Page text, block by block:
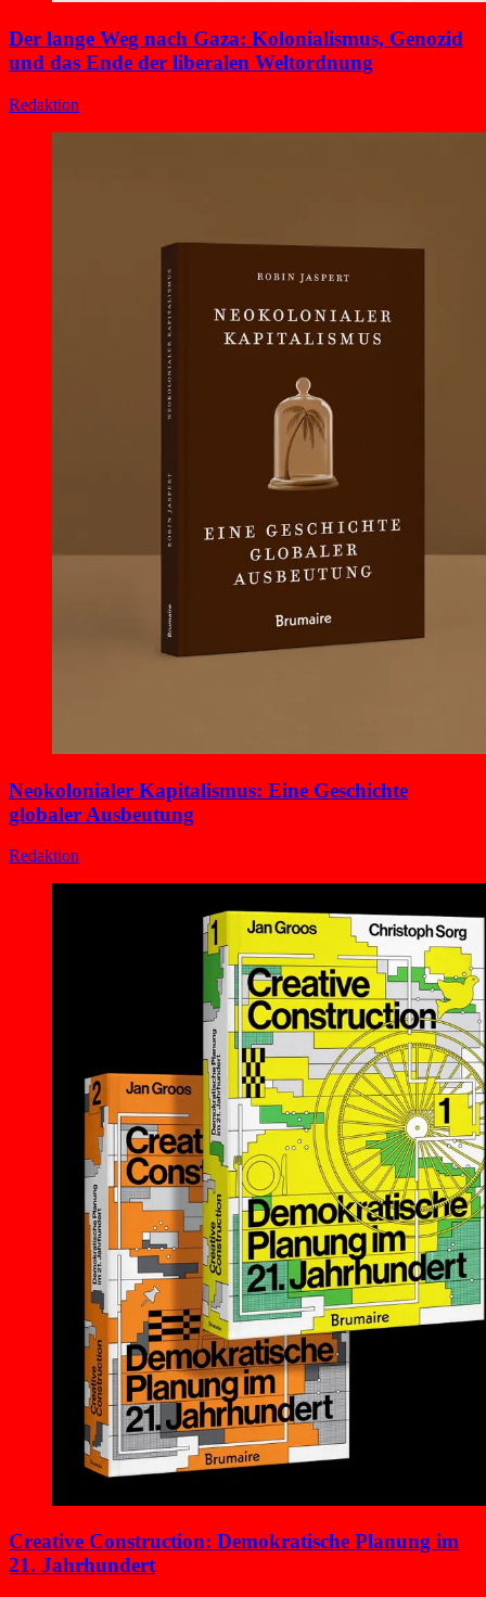
Der lange Weg nach Gaza: Kolonialismus, Genozid
und das Ende der liberalen Weltordnung
Redaktion
Neokolonialer Kapitalismus: Eine Geschichte
globaler Ausbeutung
Redaktion
Creative Construction: Demokratische Planung im
21. Jahrhundert